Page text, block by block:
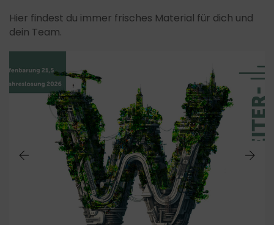
Hier findest du immer frisches Material für dich und
dein Team.